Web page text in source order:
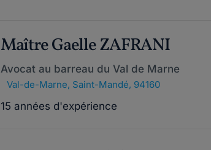
Maître Gaelle ZAFRANI
Avocat au barreau du Val de Marne
Val-de-Marne, Saint-Mandé, 94160
15 années d'expérience